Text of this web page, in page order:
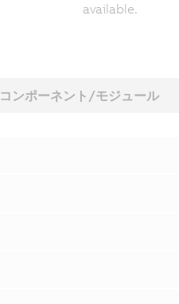
available.
コンポーネント/モジュール